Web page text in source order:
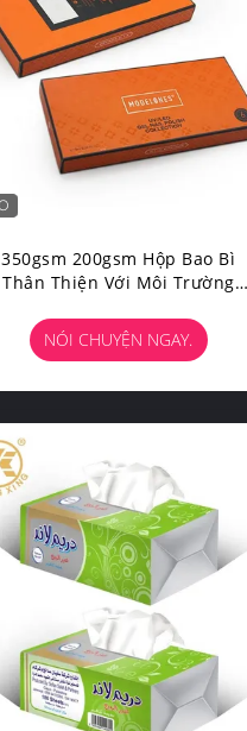
350gsm 200gsm Hộp Bao Bì
Thân Thiện Với Môi Trường
ISO2008
NÓI CHUYỆN NGAY.